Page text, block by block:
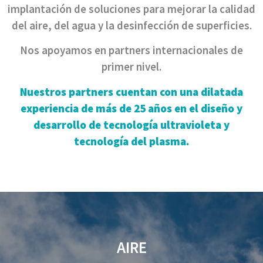
implantación de soluciones para mejorar la calidad
del aire, del agua y la desinfección de superficies.
Nos apoyamos en partners internacionales de
primer nivel.
Nuestros partners cuentan con una dilatada
experiencia de más de 25 años en el diseño y
desarrollo de tecnología ultravioleta y
tecnología del plasma.
AIRE